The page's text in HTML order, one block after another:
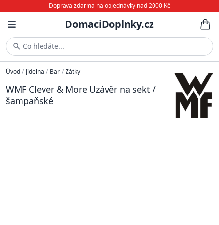
Doprava zdarma na objednávky nad 2000 Kč
DomaciDoplnky.cz
Co hledáte...
Úvod / Jídelna / Bar / Zátky
WMF Clever & More Uzávěr na sekt /
šampaňské